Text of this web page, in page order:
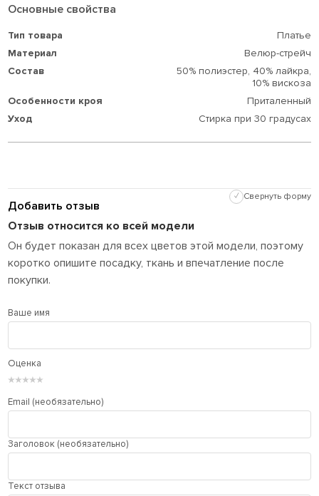
Основные свойства
Тип товара
Платье
Материал
Велюр-стрейч
Состав
50% полиэстер, 40% лайкра,
10% вискоза
Особенности кроя
Приталенный
Уход
Стирка при 30 градусах
Добавить отзыв
✓ Свернуть форму
Отзыв относится ко всей модели
Он будет показан для всех цветов этой модели, поэтому
коротко опишите посадку, ткань и впечатление после
покупки.
Ваше имя
Оценка
★
★
★
★
★
Email (необязательно)
Заголовок (необязательно)
Текст отзыва